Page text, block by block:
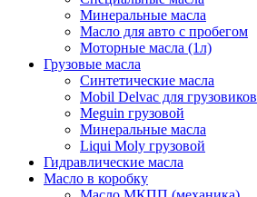
Минеральные масла
Масло для авто с пробегом
Моторные масла (1л)
Грузовые масла
Синтетические масла
Mobil Delvac для грузовиков
Meguin грузовой
Минеральные масла
Liqui Moly грузовой
Гидравлические масла
Масло в коробку